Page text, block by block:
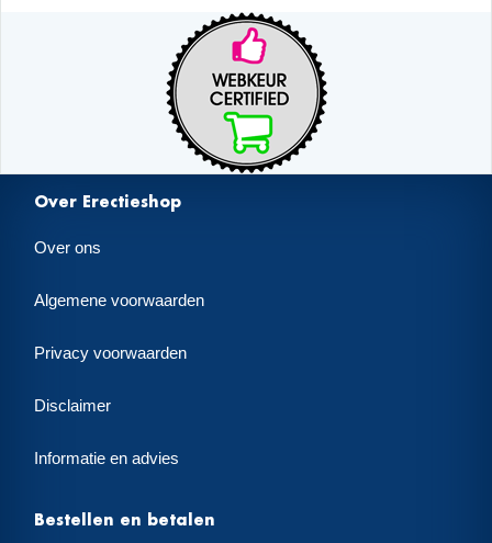
Over Erectieshop
Over ons
Algemene voorwaarden
Privacy voorwaarden
Disclaimer
Informatie en advies
Bestellen en betalen